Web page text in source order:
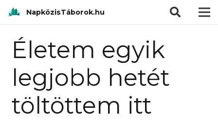
NapközisTáborok.hu
Életem egyik
legjobb hetét
töltöttem itt